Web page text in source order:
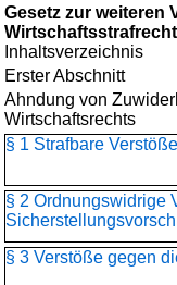
Gesetz zur weiteren
Inhaltsverzeichnis
Erster Abschnitt
Ahndung von
Wirtschaftsrechts
§ 1 Strafbare
§ 2 Ordnungswidrige
§ 3 Verstöße gegen